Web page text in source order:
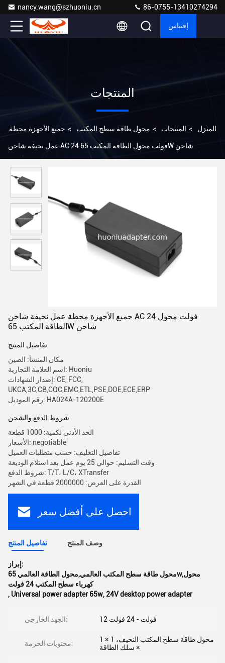
nancy.wang@szhuoniu.cn 86-0755-13410274294
إقتباس
المنتجات
المنزل > المنتجات > محول طاقة سطح المكتب > جميع الأجهزة محطة
عمل نحيفة شاحن AC 24 فولت محول الطاقة المكتب 65W شاحن
جميع الأجهزة محطة عمل نحيفة شاحن AC 24 فولت محول
الطاقة المكتب 65W شاحن
تفاصيل المنتج
مكان المنشأ: الصين
اسم العلامة التجارية: Huoniu
إصدار الشهادات: CE, FCC,
UKCA,3C,CB,CQC,EMC,ETL,PSE,DOE,ECE,ERP
رقم الموديل: HA024A-120200E
شروط الدفع والشحن
الحد الأدنى لكمية: 1000 قطعة
الأسعار: negotiable
تفاصيل التغليف: حسب متطلبات العميل
وقت التسليم: حوالي 25 يوم عمل بعد استلام الوديعة
شروط الدفع: T/T، L/C، XTransfer
القدرة على العرض: 2000000 قطعة في الشهر
احصل على أفضل سعر
تفاصيل المنتج وصف المنتج
إبراز:
محول طاقة سطح المكتب العالمي,محول الطاقة العالمي 65w,محول
كهرباء سطح المكتب 24 فولت
, Universal power adapter 65w, 24V desktop power adapter
الجهد الخارجي: 12 فولت - 24 فولت
محتويات الحزمة:
1 × محول طاقة سطح المكتب النحيف، 1
× سلك الطاقة